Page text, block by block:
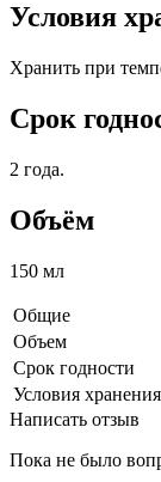
Условия
Хранить при
Срок
2 года.
Объём
150 мл
Общие
Объем
Срок годности
Условия хранения
Написать отзыв
Пока не было